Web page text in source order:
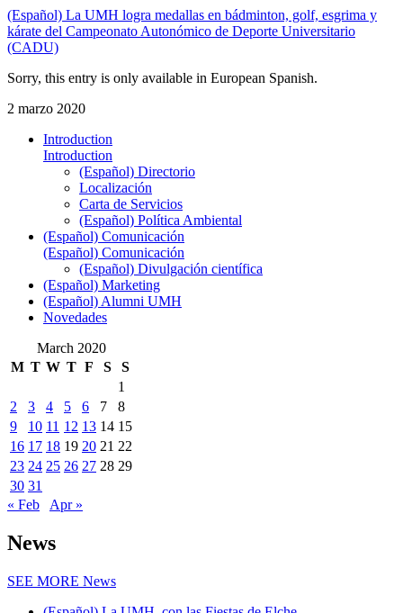
(Español) La UMH logra medallas en bádminton, golf, esgrima y
kárate del Campeonato Autonómico de Deporte Universitario
(CADU)
Sorry, this entry is only available in European Spanish.
2 marzo 2020
Introduction
Introduction
(Español) Directorio
Localización
Carta de Servicios
(Español) Política Ambiental
(Español) Comunicación
(Español) Comunicación
(Español) Divulgación científica
(Español) Marketing
(Español) Alumni UMH
Novedades
March 2020
M T W T F S
S
1
2
3 4 5 6 7
8
9
10 11 12 13 14 15
16 17 18 19 20 21 22
23 24 25 26 27 28 29
30 31
« Feb
Apr »
News
SEE MORE News